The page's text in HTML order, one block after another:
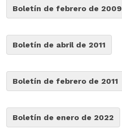
Boletín de febrero de 2009
Boletín de abril de 2011
Boletín de febrero de 2011
Boletín de enero de 2022